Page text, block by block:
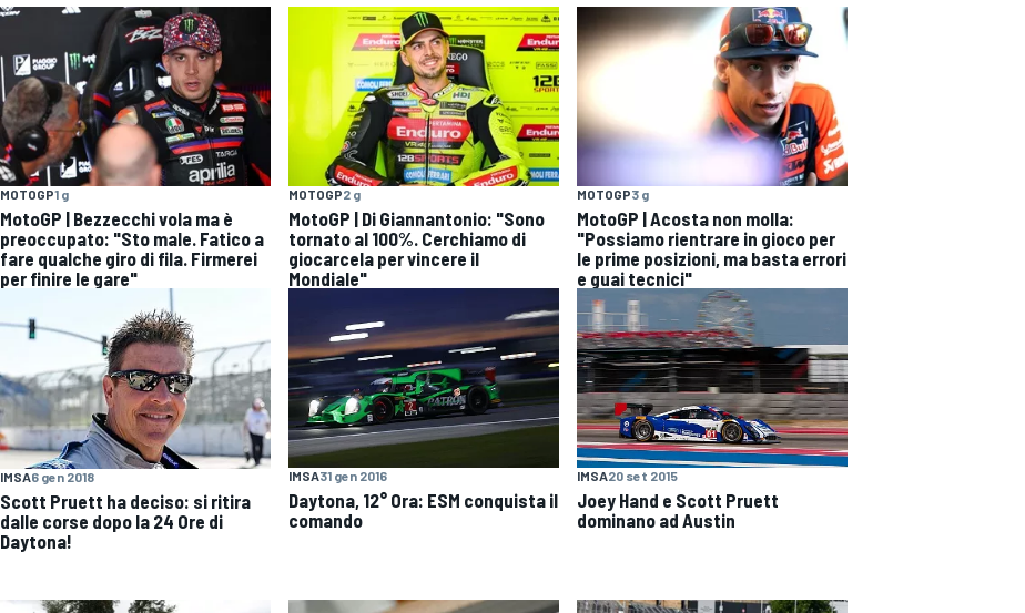
MOTOGP1 g
MotoGP | Bezzecchi vola ma è
preoccupato: "Sto male. Fatico a
fare qualche giro di fila. Firmerei
per finire le gare"
MOTOGP2 g
MotoGP | Di Giannantonio: "Sono
tornato al 100%. Cerchiamo di
giocarcela per vincere il
Mondiale"
MOTOGP3 g
MotoGP | Acosta non molla:
"Possiamo rientrare in gioco per
le prime posizioni, ma basta errori
e guai tecnici"
IMSA6 gen 2018
Scott Pruett ha deciso: si ritira
dalle corse dopo la 24 Ore di
Daytona!
IMSA31 gen 2016
Daytona, 12° Ora: ESM conquista il
comando
IMSA20 set 2015
Joey Hand e Scott Pruett
dominano ad Austin